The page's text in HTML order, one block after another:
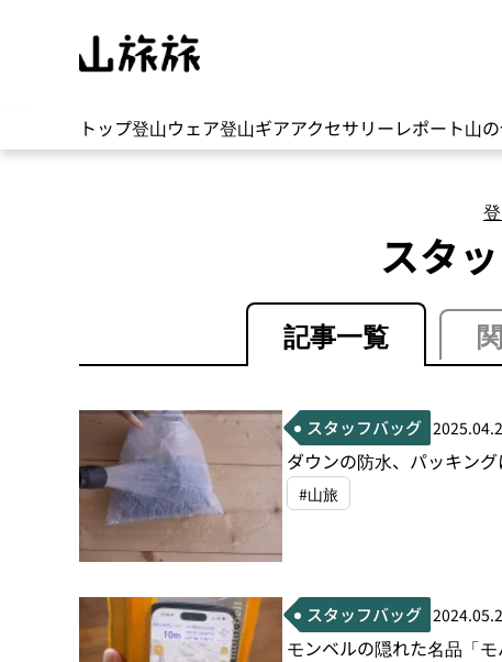
トップ登山ウェア登山ギアアクセサリーレポート山
スタ
記事一覧
スタッフバッグ
ダウンの防水、パッキン
#山旅
スタッフバッグ
モンベルの隠れた名品「